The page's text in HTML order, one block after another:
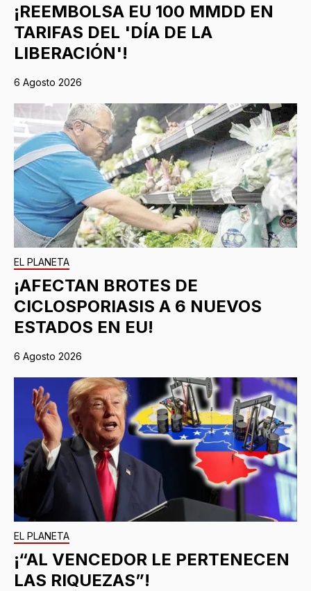
¡REEMBOLSA EU 100 MMDD EN
TARIFAS DEL 'DÍA DE LA
LIBERACIÓN'!
6 Agosto 2026
EL PLANETA
¡AFECTAN BROTES DE
CICLOSPORIASIS A 6 NUEVOS
ESTADOS EN EU!
6 Agosto 2026
EL PLANETA
¡“AL VENCEDOR LE PERTENECEN
LAS RIQUEZAS”!